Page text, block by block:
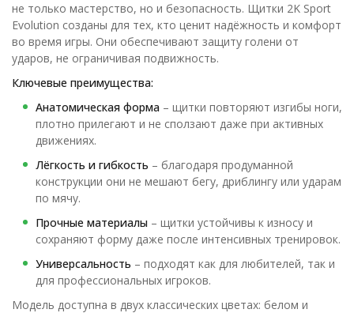
не только мастерство, но и безопасность. Щитки 2K Sport
Evolution созданы для тех, кто ценит надёжность и комфорт
во время игры. Они обеспечивают защиту голени от
ударов, не ограничивая подвижность.
Ключевые преимущества:
Анатомическая форма – щитки повторяют изгибы ноги,
плотно прилегают и не сползают даже при активных
движениях.
Лёгкость и гибкость – благодаря продуманной
конструкции они не мешают бегу, дриблингу или ударам
по мячу.
Прочные материалы – щитки устойчивы к износу и
сохраняют форму даже после интенсивных тренировок.
Универсальность – подходят как для любителей, так и
для профессиональных игроков.
Модель доступна в двух классических цветах: белом и